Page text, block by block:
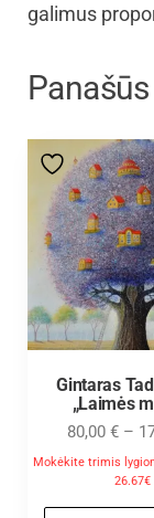
galimus
Gintaras
„Laimės
80,00 € –
Mokėkite trimis
26.67€